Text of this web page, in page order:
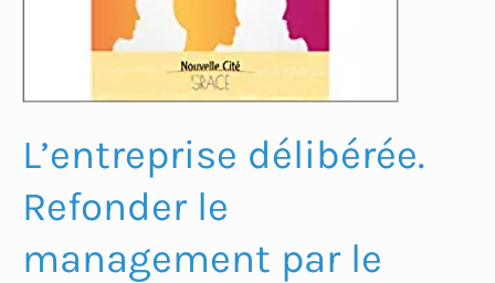
L’entreprise délibérée.
Refonder le
management par le